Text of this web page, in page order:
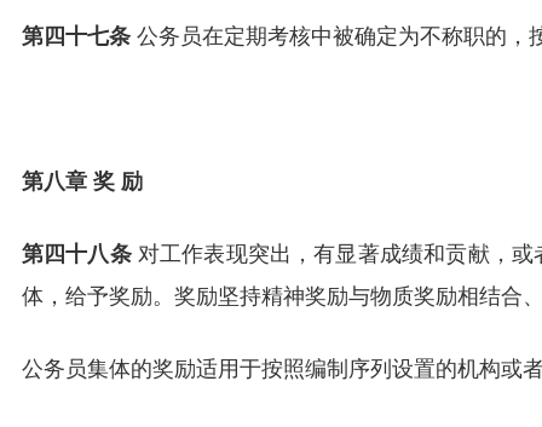
第四十七条公务员在定期考核中被确定为不称职的，
第八章 奖 励
第四十八条对工作表现突出，有显著成绩和贡献，
体，给予奖励。奖励坚持精神奖励与物质奖励相结合
公务员集体的奖励适用于按照编制序列设置的机构或